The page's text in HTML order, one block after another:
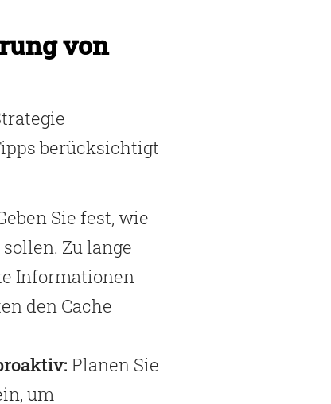
von
berücksichtigt
Sie fest, wie
Zu lange
Informationen
den Cache
Planen Sie
um